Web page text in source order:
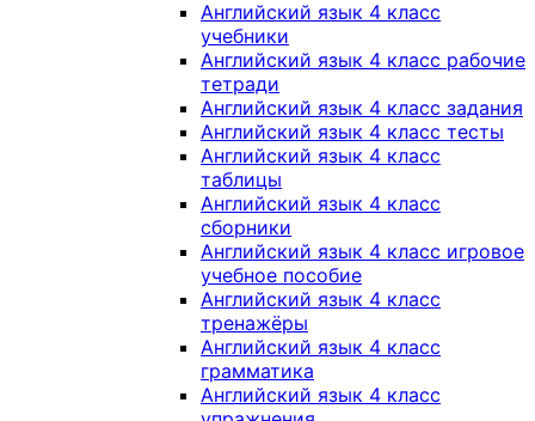
Английский язык 4 класс
учебники
Английский язык 4 класс рабочие
тетради
Английский язык 4 класс задания
Английский язык 4 класс тесты
Английский язык 4 класс
таблицы
Английский язык 4 класс
сборники
Английский язык 4 класс игровое
учебное пособие
Английский язык 4 класс
тренажёры
Английский язык 4 класс
грамматика
Английский язык 4 класс